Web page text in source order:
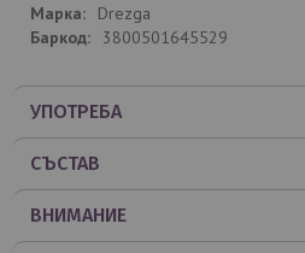
Drezga
3800501645529
УПОТРЕБА
СЪСТАВ
ВНИМАНИЕ